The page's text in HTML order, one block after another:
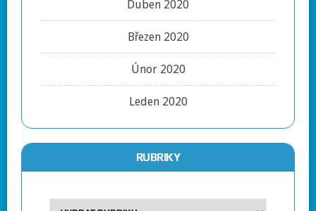
Duben 2020
Březen 2020
Únor 2020
Leden 2020
RUBRIKY